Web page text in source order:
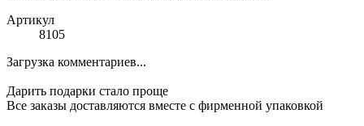
Артикул
8105
Загрузка комментариев...
Дарить подарки стало проще
Все заказы доставляются вместе c фирменной упаковкой